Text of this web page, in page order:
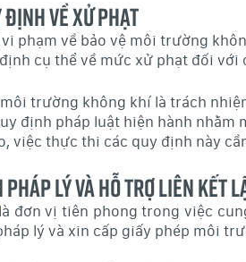
Định Về Xử Phạt
vi phạm về bảo vệ môi trường
cụ thể về mức xử phạt đối với
trường không khí là trách
định pháp luật hiện hành
việc thực thi các quy định này
pháp lý và hỗ trợ liên kết
là đơn vị tiên phong trong việc
lý và xin cấp giấy phép môi